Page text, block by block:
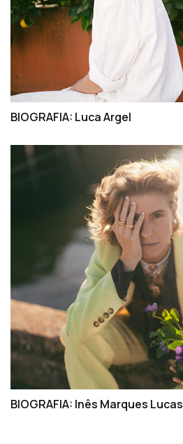
BIOGRAFIA: Luca Argel
BIOGRAFIA: Inês Marques Lucas